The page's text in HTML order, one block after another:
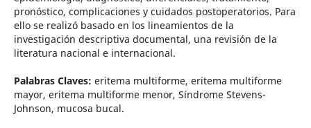
pronóstico, complicaciones y cuidados postoperatorios. Para
ello se realizó basado en los lineamientos de la
investigación descriptiva documental, una revisión de la
literatura nacional e internacional.
Palabras Claves: eritema multiforme, eritema multiforme
mayor, eritema multiforme menor, Síndrome Stevens-
Johnson, mucosa bucal.